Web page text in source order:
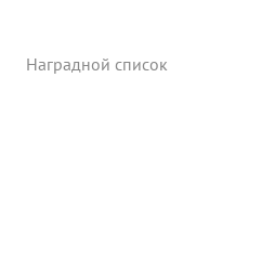
Наградной список